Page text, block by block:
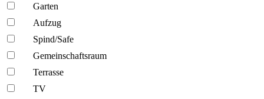
Garten
Aufzug
Spind/Safe
Gemeinschafts­raum
Terrasse
TV